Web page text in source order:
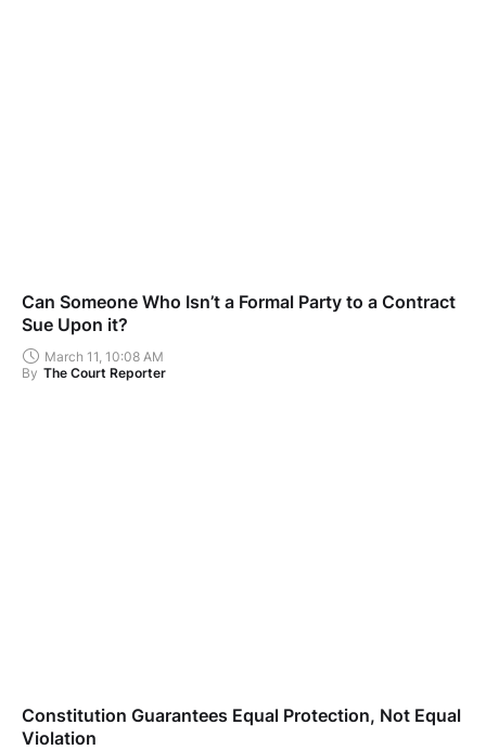
Can Someone Who Isn’t a Formal Party to a Contract
Sue Upon it?
March 11, 10:08 AM
By The Court Reporter
Constitution Guarantees Equal Protection, Not Equal
Violation